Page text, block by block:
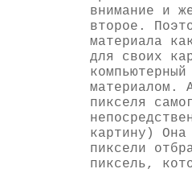
внимание и
второе.
материала
для своих
материалом.
пикселя
картину)
пиксели
пиксель,